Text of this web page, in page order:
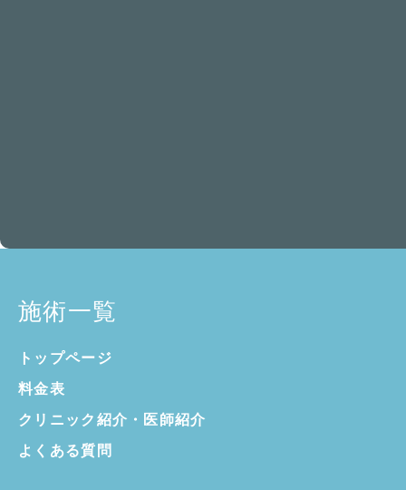
施術一覧
トップページ
料金表
クリニック紹介・ 医師紹介
よくある質問